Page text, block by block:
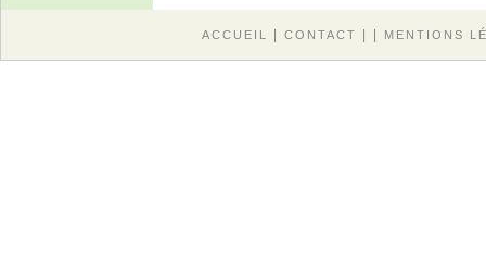
ACCUEIL CONTACT MENTIONS